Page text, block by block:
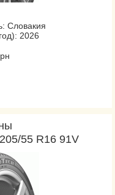
Словакия
2026
55 R16 91V